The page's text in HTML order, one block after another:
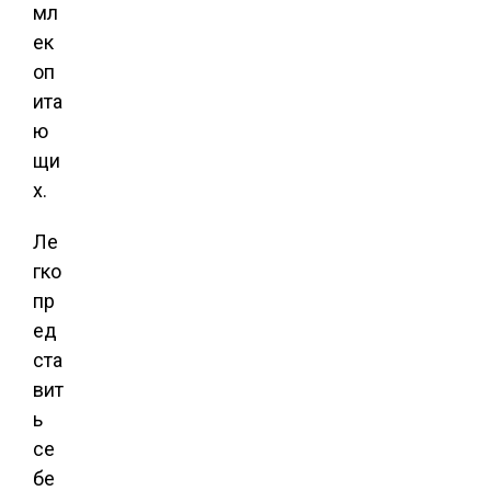
мл
ек
оп
ита
ю
щи
х.
Ле
гко
пр
ед
ста
вит
ь
се
бе